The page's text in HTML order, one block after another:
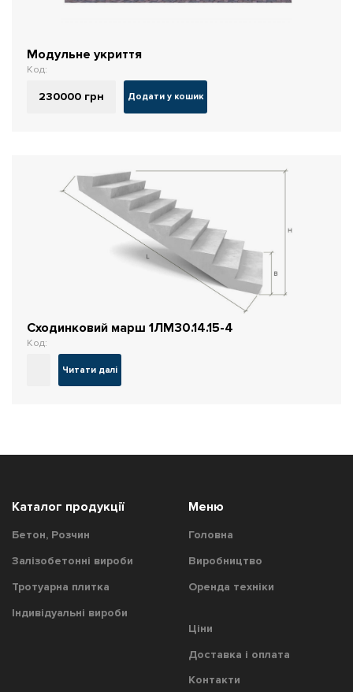
Модульне укриття
Код:
230000 грн Додати у кошик
Сходинковий марш 1ЛМ30.14.15-4
Код:
Читати далі
Каталог продукції
Бетон, Розчин
Залізобетонні вироби
Тротуарна плитка
Індивідуальні вироби
Меню
Головна
Виробництво
Оренда техніки
Цiни
Доставка і оплата
Контакти